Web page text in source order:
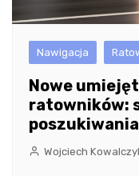
Nawigacja
Nowe
ratowników:
Wojciech